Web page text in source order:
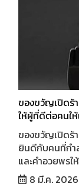
ของขวัญเปิดร้า
ให้ผู้ที่ดีต่อคนใ
ของขวัญเปิดร้า
ยินดีกับคนที่กำ
และคำอวยพรใ
8 มี.ค. 2026